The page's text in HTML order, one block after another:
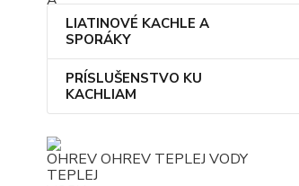
LIATINOVÉ KACHLE A
SPORÁKY
PRÍSLUŠENSTVO KU
KACHLIAM
OHREV TEPLEJ VODY